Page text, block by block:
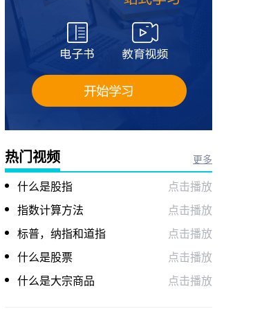
热门视频 更多
什么是股指
点击播放
指数计算方法
点击播放
标普，纳指和道指
点击播放
什么是股票
点击播放
什么是大宗商品
点击播放